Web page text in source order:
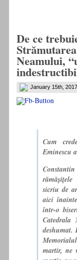
De ce
Neamului,
January 15th, 2017
Cum
Eminescu
sicriu de
aici
într-o
martir, ne